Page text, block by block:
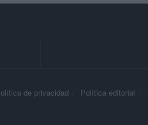
de privacidad Política editorial